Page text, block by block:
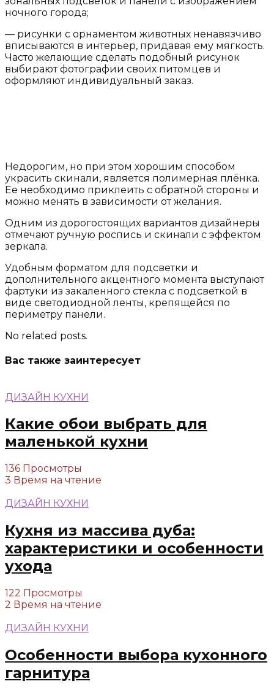
ночного города;
— рисунки с орнаментом животных ненавязчиво
вписываются в интерьер, придавая ему мягкость.
Часто желающие сделать подобный рисунок
выбирают фотографии своих питомцев и
оформляют индивидуальный заказ.
Недорогим, но при этом хорошим способом
украсить скинали, является полимерная плёнка.
Ее необходимо приклеить с обратной стороны и
можно менять в зависимости от желания.
Одним из дорогостоящих вариантов дизайнеры
отмечают ручную роспись и скинали с эффектом
зеркала.
Удобным форматом для подсветки и
дополнительного акцентного момента выступают
фартуки из закаленного стекла с подсветкой в
виде светодиодной ленты, крепящейся по
периметру панели.
No related posts.
Вас также заинтересует
ДИЗАЙН КУХНИ
Какие обои выбрать для
маленькой кухни
136 Просмотры
3 Время на чтение
ДИЗАЙН КУХНИ
Кухня из массива дуба:
характеристики и особенности
ухода
122 Просмотры
2 Время на чтение
ДИЗАЙН КУХНИ
Особенности выбора кухонного
гарнитура